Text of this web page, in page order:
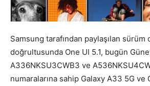
Samsung tarafından paylaşılan sürüm
doğrultusunda One UI 5.1, bugün
A336NKSU3CWB3 ve
numaralarına sahip Galaxy A33 5G ve